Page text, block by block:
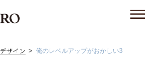
デザイン 俺のレベルアップがおかしい3